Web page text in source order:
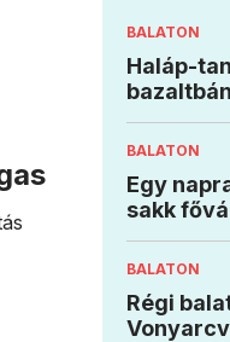
BALATON
Haláp-
BALATON
Egy
sakk
BALATON
Régi